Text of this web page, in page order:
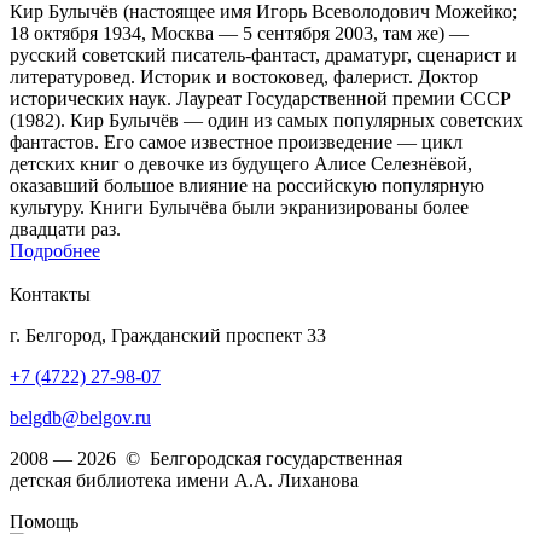
Кир Булычёв (настоящее имя Игорь Всеволодович Можейко;
18 октября 1934, Москва — 5 сентября 2003, там же) —
русский советский писатель-фантаст, драматург, сценарист и
литературовед. Историк и востоковед, фалерист. Доктор
исторических наук. Лауреат Государственной премии СССР
(1982). Кир Булычёв — один из самых популярных советских
фантастов. Его самое известное произведение — цикл
детских книг о девочке из будущего Алисе Селезнёвой,
оказавший большое влияние на российскую популярную
культуру. Книги Булычёва были экранизированы более
двадцати раз.
Подробнее
Контакты
г. Белгород, Гражданский проспект 33
+7 (4722) 27-98-07
belgdb@belgov.ru
2008 — 2026 © Белгородская государственная
детская библиотека имени А.А. Лиханова
Помощь